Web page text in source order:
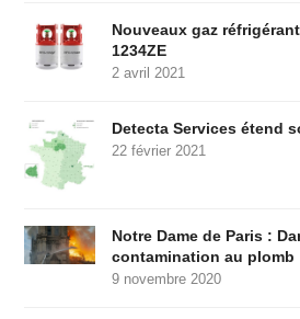
Nouveaux gaz
1234ZE
2 avril 2021
Detecta Services étend
22 février 2021
Notre Dame de Paris :
contamination au plomb
9 novembre 2020